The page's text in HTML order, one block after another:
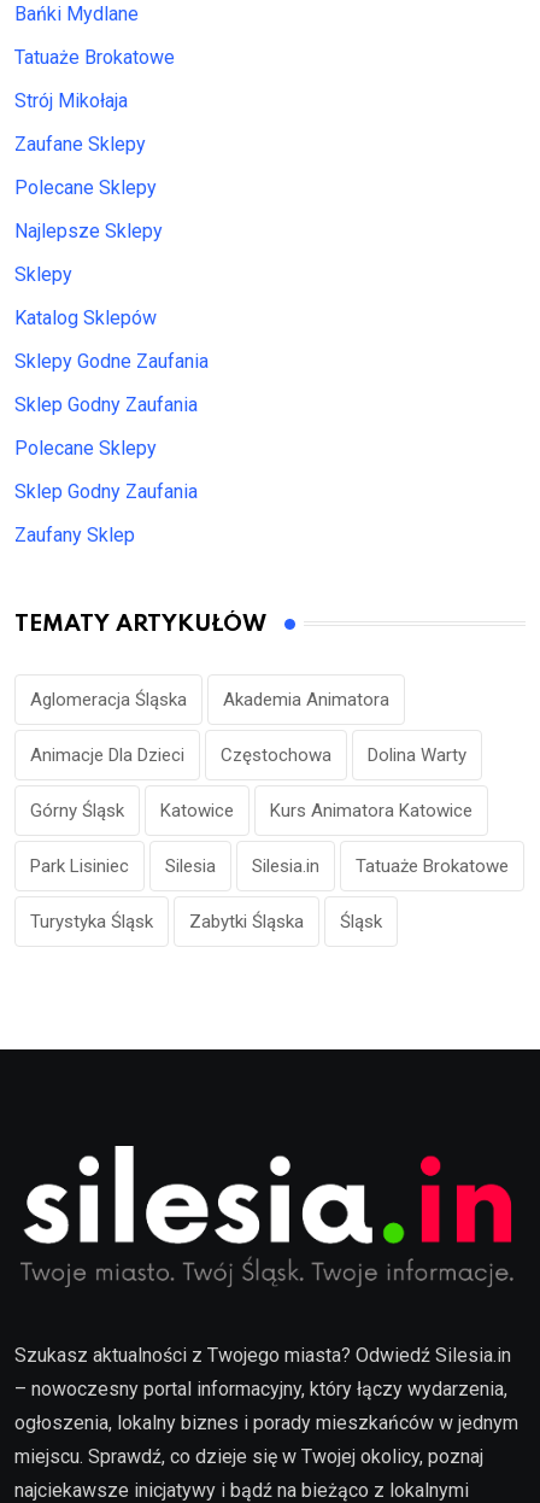
Bańki Mydlane
Tatuaże Brokatowe
Strój Mikołaja
Zaufane Sklepy
Polecane Sklepy
Najlepsze Sklepy
Sklepy
Katalog Sklepów
Sklepy Godne Zaufania
Sklep Godny Zaufania
Polecane Sklepy
Sklep Godny Zaufania
Zaufany Sklep
TEMATY ARTYKUŁÓW
Aglomeracja Śląska Akademia Animatora
Animacje Dla Dzieci Częstochowa Dolina Warty
Górny Śląsk Katowice Kurs Animatora Katowice
Park Lisiniec Silesia Silesia.in Tatuaże Brokatowe
Turystyka Śląsk Zabytki Śląska Śląsk
Szukasz aktualności z Twojego miasta? Odwiedź Silesia.in
– nowoczesny portal informacyjny, który łączy wydarzenia,
ogłoszenia, lokalny biznes i porady mieszkańców w jednym
miejscu. Sprawdź, co dzieje się w Twojej okolicy, poznaj
najciekawsze inicjatywy i bądź na bieżąco z lokalnymi